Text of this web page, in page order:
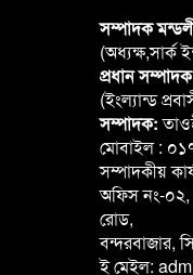
সম্পাদক
(অধ্যক্ষ,সার্ক
প্রধান
(ইংল্যান্ড
সম্পাদক:
মোবাইল :
সম্পাদকীয়
অফিস নং-০২,
রোড,
বন্দরবাজার,
ই মেইল: